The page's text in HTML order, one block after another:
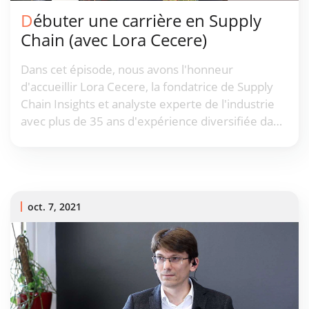
Débuter une carrière en Supply
Chain (avec Lora Cecere)
Dans cet épisode, nous avons l'honneur
d'accueillir Lora Cecere, la fondatrice de Supply
Chain Insights et analyste experte de l'industrie
avec plus de 35 ans d'expérience diversifiée dans
oct. 7, 2021